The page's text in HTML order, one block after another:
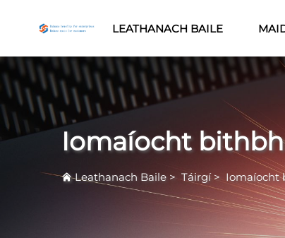
LEATHANACH BAILE
Iomaíocht
Leathanach Baile > Táirgí> Iomaíocht